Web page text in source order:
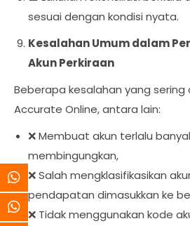
sesuai dengan kondisi nyata.
Kesalahan Umum dalam
Akun Perkiraan
Beberapa kesalahan yang sering
Accurate Online, antara lain:
❌ Membuat akun terlalu
membingungkan,
❌ Salah mengklasifikasikan
pendapatan dimasukkan ke
❌ Tidak menggunakan kode